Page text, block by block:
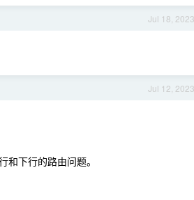
Jul 18, 2023
Jul 12, 2023
下行的路由问题。